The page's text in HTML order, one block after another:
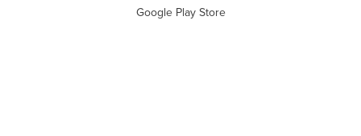
Google Play Store